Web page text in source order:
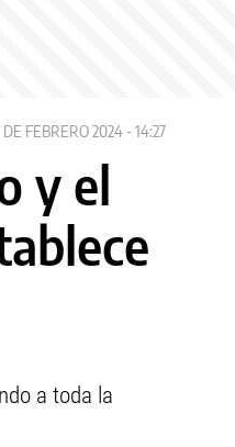
DE FEBRERO 2024 - 14:27
y el
a toda la